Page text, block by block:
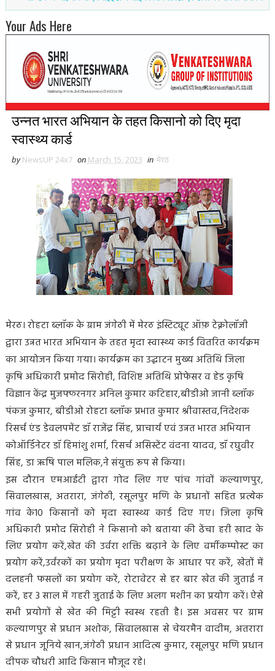
Your Ads Here
उन्नत भारत अभियान के तहत किसानो को दिए मृदा
स्वास्थ्य कार्ड
by NewsUP 24x7 on March 15, 2023 in मेरठ
मेरठ। रोहटा ब्लॉक के ग्राम जंगेठी में मेरठ इंस्टिट्यूट ऑफ़ टेक्नोलॉजी
द्वारा उन्नत भारत अभियान के तहत मृदा स्वास्थ्य कार्ड वितरित कार्यक्रम
का आयोजन किया गया। कार्यक्रम का उद्घाटन मुख्य अतिथि जिला
कृषि अधिकारी प्रमोद सिरोही, विशिष्ट अतिथि प्रोफेसर व हेड कृषि
विज्ञान केंद्र मुजफ्फरनगर अनिल कुमार कटिहार,बीडीओ जानी ब्लॉक
पंकज कुमार, बीडीओ रोहटा ब्लॉक प्रभात कुमार श्रीवास्तव,निदेशक
रिसर्च एंड डेवलपमेंट डॉ राजेंद्र सिंह, प्राचार्य एवं उन्नत भारत अभियान
कोऑर्डिनेटर डॉ हिमांशु शर्मा, रिसर्च असिस्टेंट वंदना यादव, डॉ रघुवीर
सिंह, डा ऋषि पाल मलिक,ने संयुक्त रूप से किया।
इस दौरान एमआईटी द्वारा गोद लिए गए पांच गांवों कल्याणपुर,
सिवालखास, अतरारा, जंगेठी, रसूलपुर मणि के प्रधानों सहित प्रत्येक
गांव के10 किसानों को मृदा स्वास्थ्य कार्ड दिए गए। जिला कृषि
अधिकारी प्रमोद सिरोही ने किसानो को बताया की ढेंचा हरी खाद के
लिए प्रयोग करें,खेत की उर्वरा शक्ति बढ़ाने के लिए वर्मीकम्पोस्ट का
प्रयोग करें,उर्वरकों का प्रयोग मृदा परीक्षण के आधार पर करें, खेतों में
दलहनी फसलों का प्रयोग करें, रोटावेटर से हर बार खेत की जुताई न
करें, हर 3 साल में गहरी जुताई के लिए अलग मशीन का प्रयोग करें। ऐसे
सभी प्रयोगों से खेत की मिट्टी स्वस्थ रहती है। इस अवसर पर ग्राम
कल्याणपुर से प्रधान अशोक, सिवालखास से चेयरमैन वादीम, अतरारा
से प्रधान जूनिये खान,जंगेठी प्रधान आदित्य कुमार, रसूलपुर मणि प्रधान
दीपक चौधरी आदि किसान मौजूद रहे।